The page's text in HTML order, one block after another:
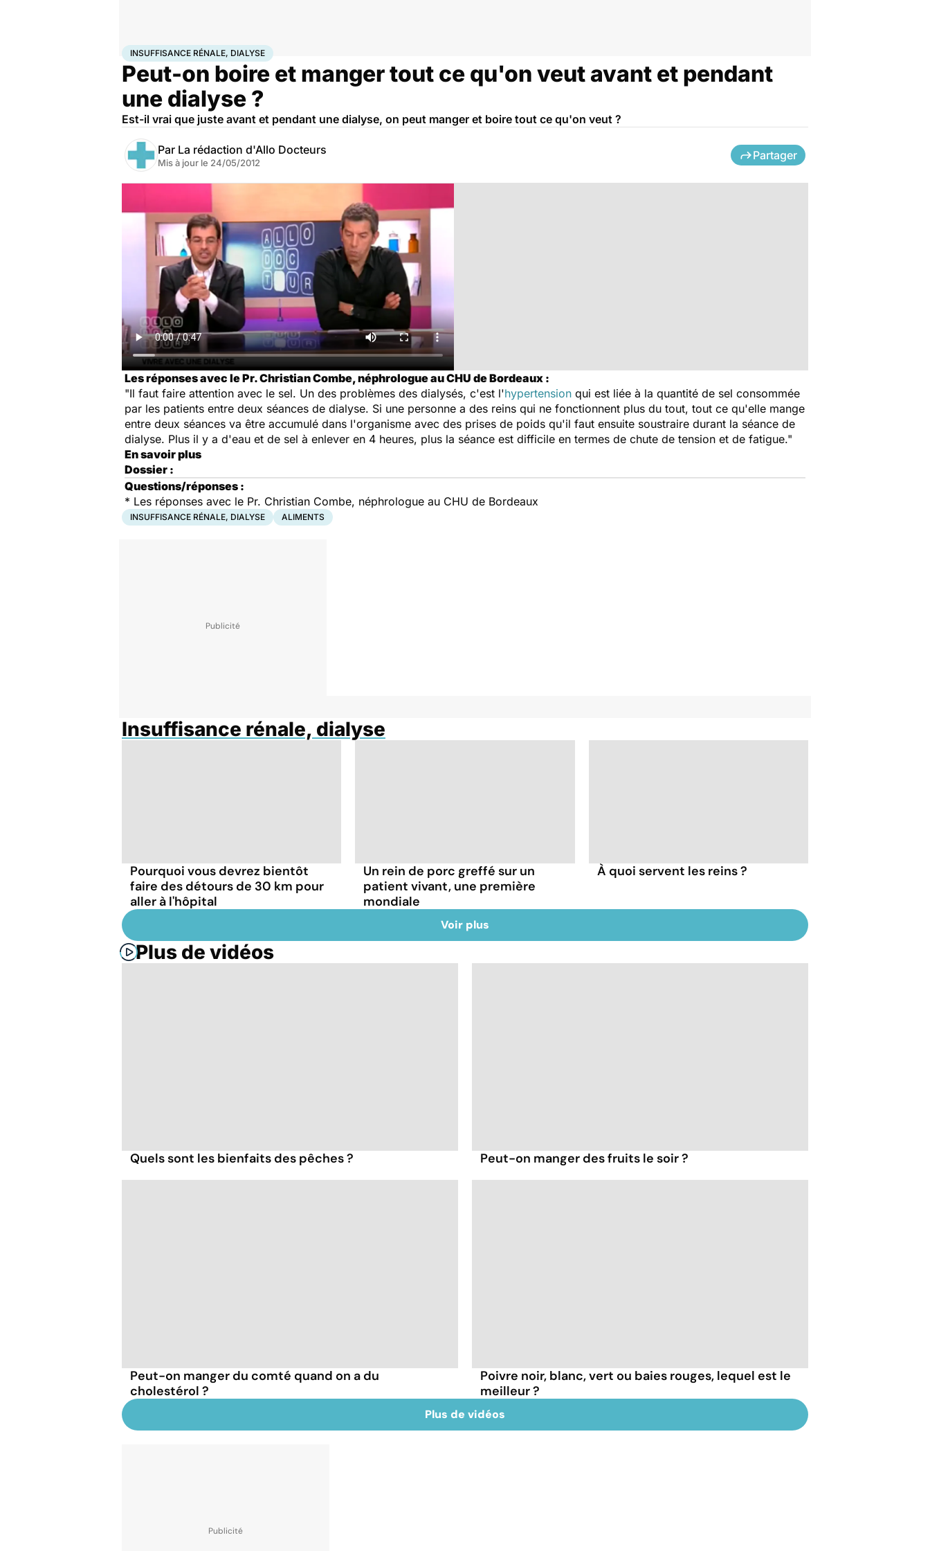
AccueilSantéInsuffisance rénale, dialyse
INSUFFISANCE RÉNALE, DIALYSE
Peut-on boire et manger tout ce qu'on veut avant et pendant
une dialyse ?
Est-il vrai que juste avant et pendant une dialyse, on peut manger et boire tout ce qu'on veut ?
Par La rédaction d'Allo Docteurs
Mis à jour le 24/05/2012
Partager
Les réponses avec le Pr. Christian Combe, néphrologue au CHU de Bordeaux :
"Il faut faire attention avec le sel. Un des problèmes des dialysés, c'est l'hypertension qui est liée à la quantité de sel consommée
par les patients entre deux séances de dialyse. Si une personne a des reins qui ne fonctionnent plus du tout, tout ce qu'elle mange
entre deux séances va être accumulé dans l'organisme avec des prises de poids qu'il faut ensuite soustraire durant la séance de
dialyse. Plus il y a d'eau et de sel à enlever en 4 heures, plus la séance est difficile en termes de chute de tension et de fatigue."
En savoir plus
Dossier :
Questions/réponses :
* Les réponses avec le Pr. Christian Combe, néphrologue au CHU de Bordeaux
INSUFFISANCE RÉNALE, DIALYSE ALIMENTS
Insuffisance rénale, dialyse
Pourquoi vous devrez bientôt
faire des détours de 30 km pour
aller à l'hôpital
Un rein de porc greffé sur un
patient vivant, une première
mondiale
À quoi servent les reins ?
Voir plus
Plus de vidéos
Quels sont les bienfaits des pêches ? Peut-on manger des fruits le soir ?
Peut-on manger du comté quand on a du
cholestérol ?
Poivre noir, blanc, vert ou baies rouges, lequel est le
meilleur ?
Plus de vidéos